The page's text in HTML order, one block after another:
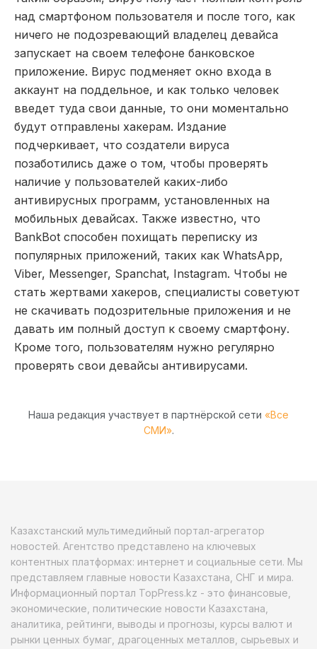
над смартфоном пользователя и после того, как
ничего не подозревающий владелец девайса
запускает на своем телефоне банковское
приложение. Вирус подменяет окно входа в
аккаунт на поддельное, и как только человек
введет туда свои данные, то они моментально
будут отправлены хакерам. Издание
подчеркивает, что создатели вируса
позаботились даже о том, чтобы проверять
наличие у пользователей каких-либо
антивирусных программ, установленных на
мобильных девайсах. Также известно, что
BankBot способен похищать переписку из
популярных приложений, таких как WhatsApp,
Viber, Messenger, Spanchat, Instagram. Чтобы не
стать жертвами хакеров, специалисты советуют
не скачивать подозрительные приложения и не
давать им полный доступ к своему смартфону.
Кроме того, пользователям нужно регулярно
проверять свои девайсы антивирусами.
Наша редакция участвует в партнёрской сети «Все
СМИ».
Казахстанский мультимедийный портал-агрегатор
новостей. Агентство представлено на ключевых
контентных платформах: интернет и социальные сети. Мы
представляем главные новости Казахстана, СНГ и мира.
Информационный портал TopPress.kz - это финансовые,
экономические, политические новости Казахстана,
аналитика, рейтинги, выводы и прогнозы, курсы валют и
рынки ценных бумаг, драгоценных металлов, сырьевых и